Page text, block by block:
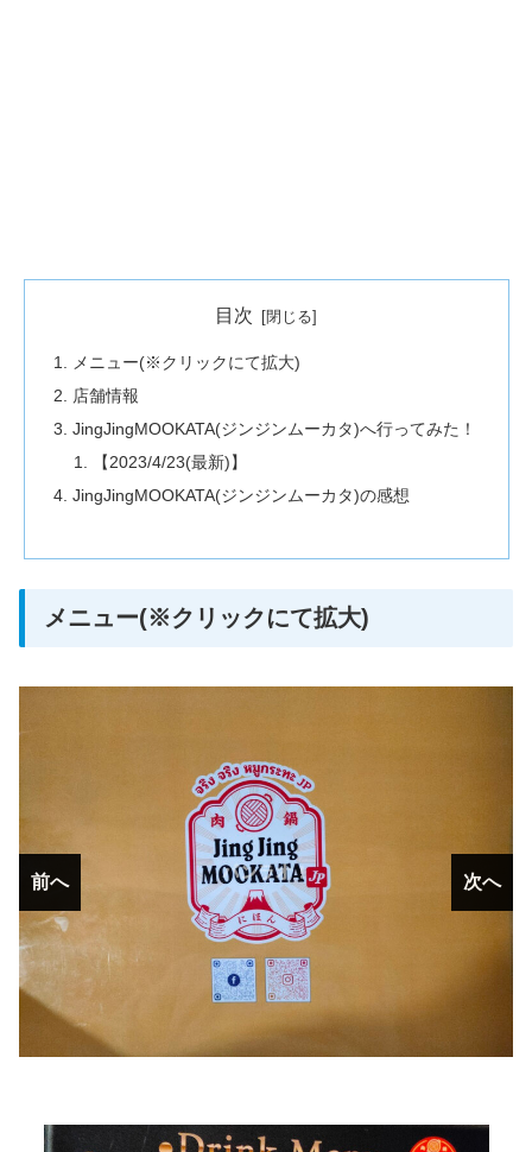
目次
メニュー(※クリックにて拡大)
店舗情報
JingJingMOOKATA(ジンジンムーカタ)へ行ってみた！
【2023/4/23(最新)】
JingJingMOOKATA(ジンジンムーカタ)の感想
メニュー(※クリックにて拡大)
前へ 次へ
前へ 次へ